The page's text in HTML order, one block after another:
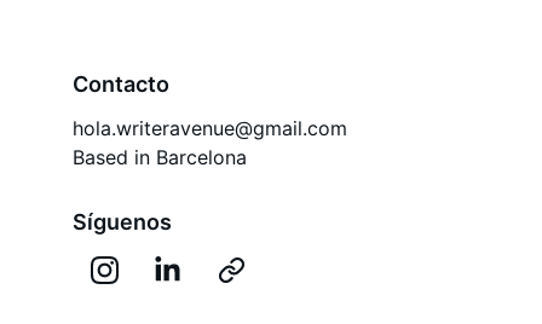
Contacto
hola.writeravenue@gmail.com
Síguenos
Based in Barcelona